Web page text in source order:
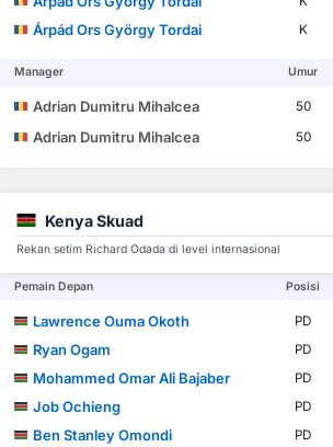
Árpád Ors György Tordai
K
Manager Umur
Adrian Dumitru Mihalcea 50
Adrian Dumitru Mihalcea 50
Kenya Skuad
Rekan setim Richard Odada di level internasional
Pemain Depan Posisi
Lawrence Ouma Okoth PD
Ryan Ogam
PD
Mohammed Omar Ali Bajaber
PD
Job Ochieng
PD
Ben Stanley Omondi
PD